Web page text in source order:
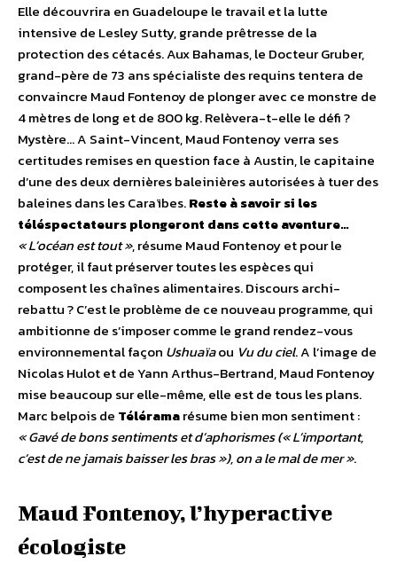
Elle découvrira en Guadeloupe le travail et la lutte
intensive de Lesley Sutty, grande prêtresse de la
protection des cétacés. Aux Bahamas, le Docteur Gruber,
grand-père de 73 ans spécialiste des requins tentera de
convaincre Maud Fontenoy de plonger avec ce monstre de
4 mètres de long et de 800 kg. Relèvera-t-elle le défi ?
Mystère… A Saint-Vincent, Maud Fontenoy verra ses
certitudes remises en question face à Austin, le capitaine
d’une des deux dernières baleinières autorisées à tuer des
baleines dans les Caraïbes.Reste à savoir si les
téléspectateurs plongeront dans cette aventure…
« L’océan est tout », résume Maud Fontenoy et pour le
protéger, il faut préserver toutes les espèces qui
composent les chaînes alimentaires. Discours archi-
rebattu ? C’est le problème de ce nouveau programme, qui
ambitionne de s’imposer comme le grand rendez-vous
environnemental façon Ushuaïaou Vu du ciel. A l’image de
Nicolas Hulot et de Yann Arthus-Bertrand, Maud Fontenoy
mise beaucoup sur elle-même, elle est de tous les plans.
Marc belpois de Téléramarésume bien mon sentiment :
« Gavé de bons sentiments et d’aphorismes (« L’important,
c’est de ne jamais baisser les bras »), on a le mal de mer ».
Maud Fontenoy, l’hyperactive
écologiste